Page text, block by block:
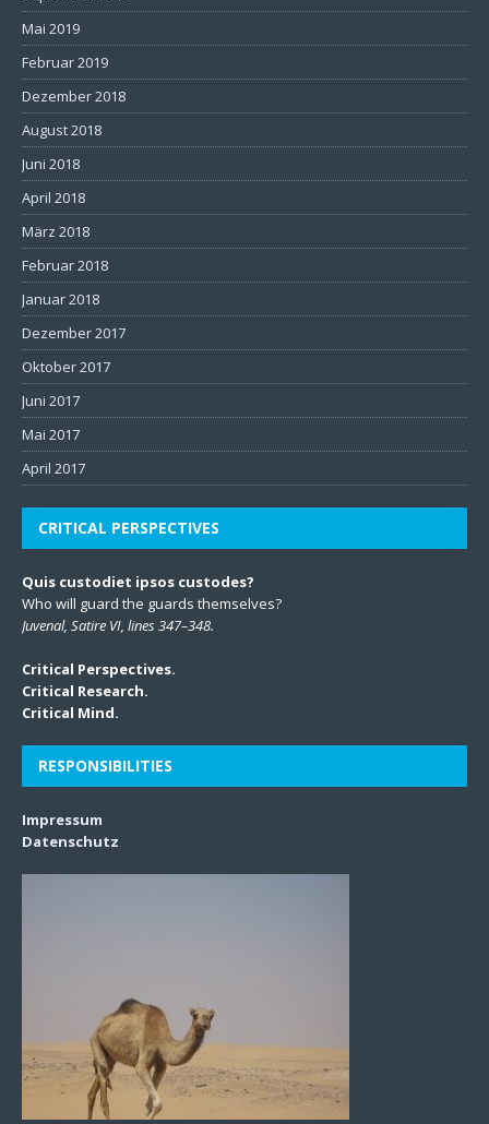
Mai 2019
Februar 2019
Dezember 2018
August 2018
Juni 2018
April 2018
März 2018
Februar 2018
Januar 2018
Dezember 2017
Oktober 2017
Juni 2017
Mai 2017
April 2017
CRITICAL PERSPECTIVES
Quis custodiet ipsos custodes?
Who will guard the guards themselves?
Juvenal, Satire VI, lines 347–348.
Critical Perspectives.
Critical Research.
Critical Mind.
RESPONSIBILITIES
Impressum
Datenschutz